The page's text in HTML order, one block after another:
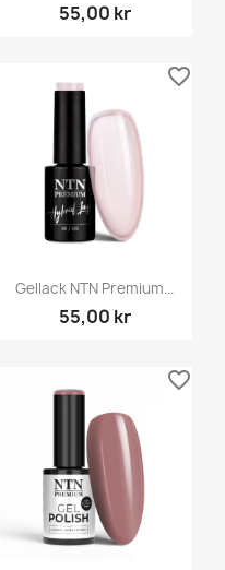
55,00 kr
Gellack NTN Premium...
55,00 kr
favorite_border
favorite_border